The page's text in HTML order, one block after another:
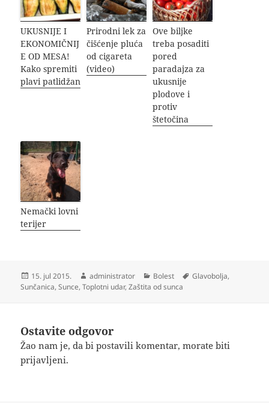
UKUSNIJE I
EKONOMIČNIJ
E OD MESA!
Kako spremiti
plavi patlidžan
Prirodni lek za
čišćenje pluća
od cigareta
(video)
Ove biljke
treba posaditi
pored
paradajza za
ukusnije
plodove i
protiv
štetočina
Nemački lovni
terijer
Objavljeno
15. jul 2015. Autor
administrator Kategorije
Bolest Oznake
Glavobolja,
Sunčanica,Sunce,Toplotni udar,Zaštita od sunca
Ostavite odgovor
Žao nam je, da bi postavili komentar, moratebiti
prijavljeni.